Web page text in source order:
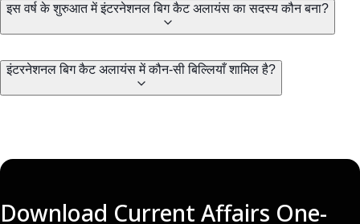
इस वर्ष के शुरुआत में इंटरनेशनल बिग कैट अलायंस का सदस्य कौन बना?
इंटरनेशनल बिग कैट अलायंस में कौन-सी बिल्लियाँ शामिल है?
Download Current Affairs One-